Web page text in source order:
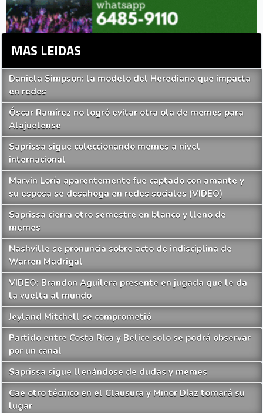
MAS LEIDAS
Daniela Simpson: la modelo del Herediano que impacta
en redes
Óscar Ramírez no logró evitar otra ola de memes para
Alajuelense
Saprissa sigue coleccionando memes a nivel
internacional
Marvin Loría aparentemente fue captado con amante y
su esposa se desahoga en redes sociales (VIDEO)
Saprissa cierra otro semestre en blanco y lleno de
memes
Nashville se pronuncia sobre acto de indisciplina de
Warren Madrigal
VIDEO: Brandon Aguilera presente en jugada que le da
la vuelta al mundo
Jeyland Mitchell se comprometió
Partido entre Costa Rica y Belice solo se podrá observar
por un canal
Saprissa sigue llenándose de dudas y memes
Cae otro técnico en el Clausura y Minor Díaz tomará su
lugar